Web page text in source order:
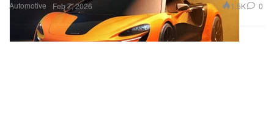
Automotive Feb 7, 2026 1.5K 0